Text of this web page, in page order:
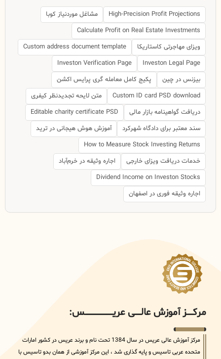
High-Precision Profit Projections
مشاغل موردنیاز کوبا
Calculate Profit on Real Estate Investments
ویزای مهاجرتی کاستاریکا
Custom address document template
Investon Legal Page
Investon Verification Page
بیزنس در چین
پکیج کامل معامله گری پرایس اکشن
Custom ID card PSD download
متن لایحه تجدیدنظر کیفری
دریافت گواهینامه بازار مالی
Editable charity certificate PSD
سند معتبر برای دادگاه شهرکرد
آموزش هوش هیجانی در ترید
How to Measure Stock Investing Returns
خدمات دریافت ویزای خارجی
اجاره وثیقه در خرم‌آباد
Dividend Income on Investon Stocks
اجاره وثیقه فوری در اصفهان
مرکــــــز آموزش عالــــــی عریــــــــــــــــــــــــــــس:
مرکز آموزش عالی عریس در سال 1384 تحت نام و برند عریس در کشور امارات
متحده عربی تاسیس و پایه گذاری شد ، این مرکز آموزشی از همان بدو تاسیس با